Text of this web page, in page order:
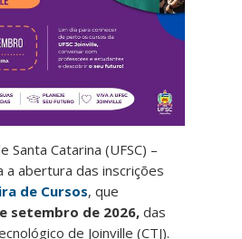
Santa Catarina (UFSC) –
a abertura das inscrições
de Cursos, que
setembro de 2026, das
de Joinville (CTJ).